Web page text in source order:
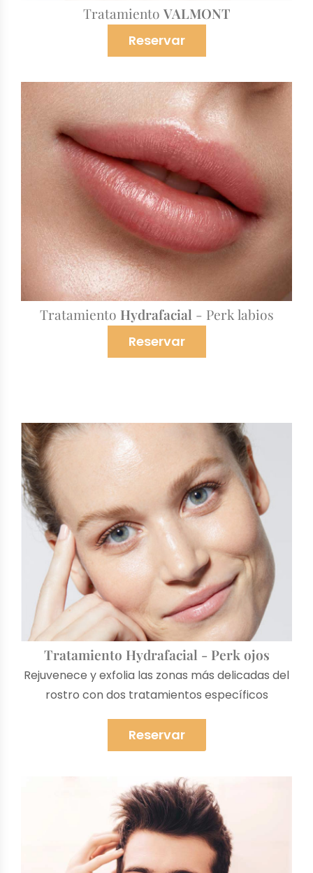
Tratamiento VALMONT
Reservar
Tratamiento Hydrafacial - Perk labios
Reservar
Tratamiento Hydrafacial - Perk ojos
Rejuvenece y exfolia las zonas más delicadas del
rostro con dos tratamientos específicos
Reservar